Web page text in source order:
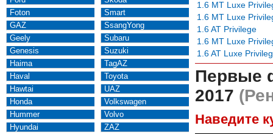
Foton
GAZ
Geely
Genesis
Haima
Haval
Hawtai
Honda
Hummer
Hyundai
Smart
SsangYong
Subaru
Suzuki
TagAZ
Toyota
UAZ
Volkswagen
Volvo
ZAZ
1.6 MT Luxe
1.6 MT Luxe
1.6 AT Privilege
1.6 MT Luxe
1.6 AT Luxe
Первые
2017
Наведите